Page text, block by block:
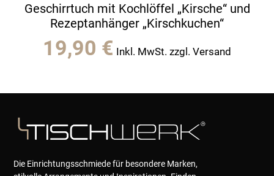
Geschirrtuch mit Kochlöffel „Kirsche“ und
Rezeptanhänger „Kirschkuchen“
19,90 € Inkl. MwSt. zzgl. Versand
Die Einrichtungsschmiede für besondere Marken,